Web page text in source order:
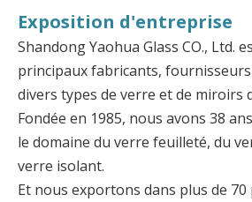
Exposition d'entreprise
Shandong Yaohua Glass CO., Ltd.
principaux fabricants,
divers types de verre et de miroirs
Fondée en 1985, nous avons 38
le domaine du verre feuilleté, du
verre isolant.
Et nous exportons dans plus de 70